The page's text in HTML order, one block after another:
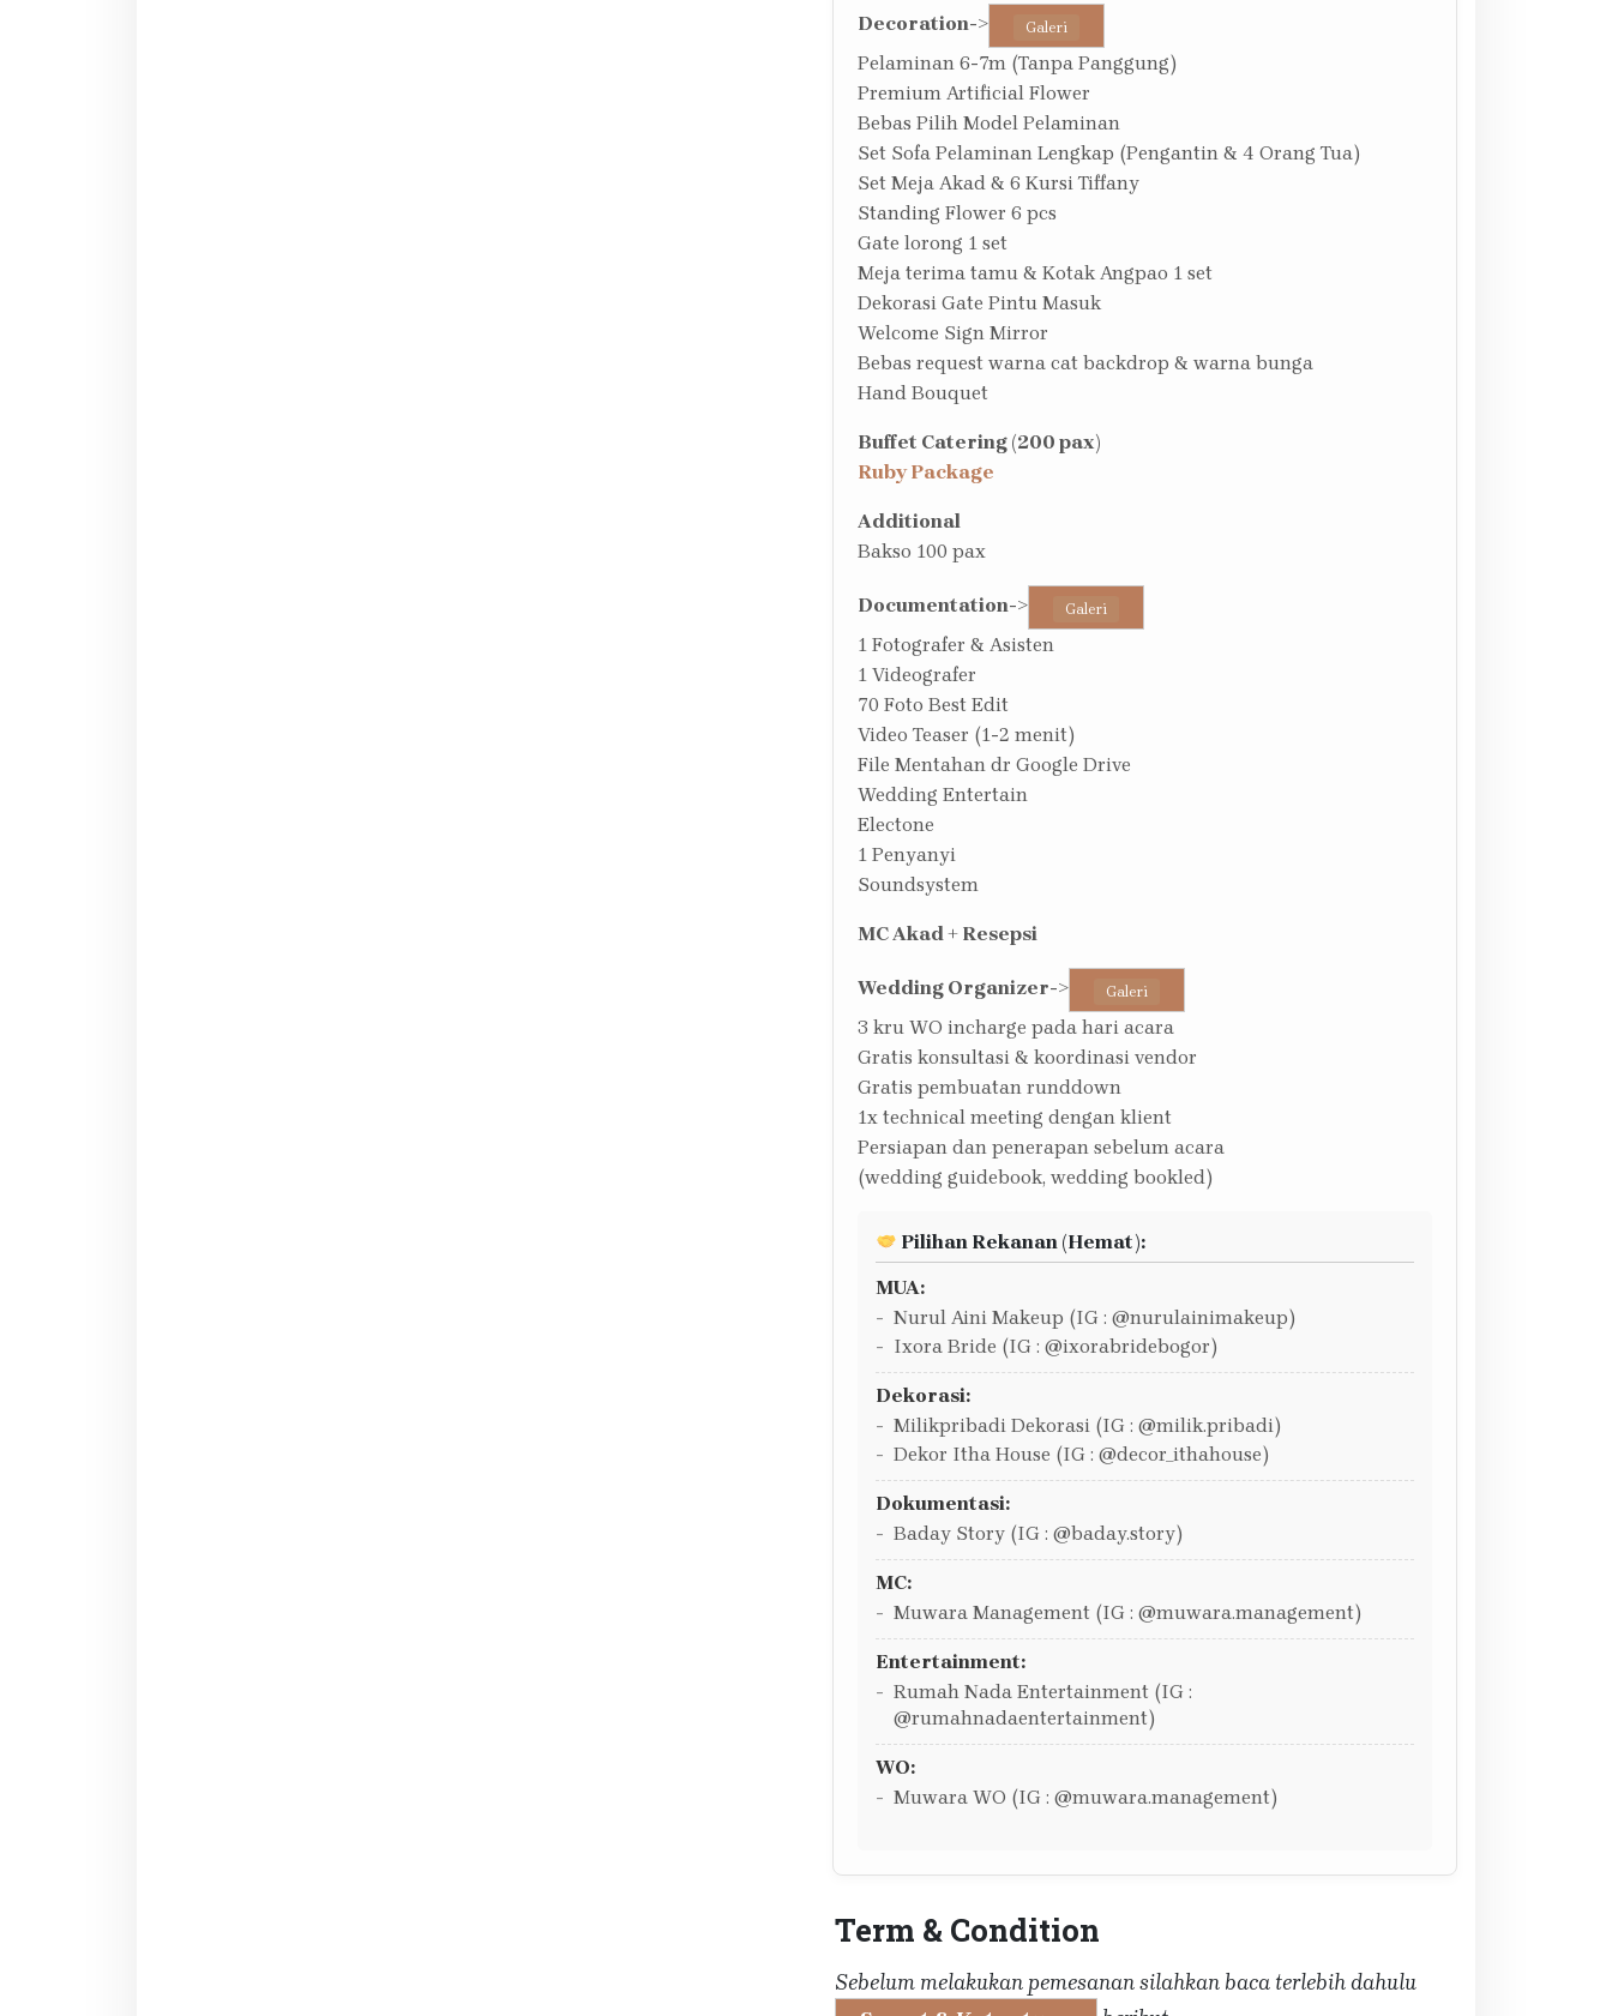
Decoration-> Galeri
Pelaminan 6-7m (Tanpa Panggung)
Premium Artificial Flower
Bebas Pilih Model Pelaminan
Set Sofa Pelaminan Lengkap (Pengantin & 4 Orang Tua)
Set Meja Akad & 6 Kursi Tiffany
Standing Flower 6 pcs
Gate lorong 1 set
Meja terima tamu & Kotak Angpao 1 set
Dekorasi Gate Pintu Masuk
Welcome Sign Mirror
Bebas request warna cat backdrop & warna bunga
Hand Bouquet
Buffet Catering (200 pax)
Ruby Package
Additional
Bakso 100 pax
Documentation-> Galeri
1 Fotografer & Asisten
1 Videografer
70 Foto Best Edit
Video Teaser (1-2 menit)
File Mentahan dr Google Drive
Wedding Entertain
Electone
1 Penyanyi
Soundsystem
MC Akad + Resepsi
Wedding Organizer-> Galeri
3 kru WO incharge pada hari acara
Gratis konsultasi & koordinasi vendor
Gratis pembuatan runddown
1x technical meeting dengan klient
Persiapan dan penerapan sebelum acara
(wedding guidebook, wedding bookled)
Pilihan Rekanan (Hemat):
MUA:
Nurul Aini Makeup (IG : @nurulainimakeup)
Ixora Bride (IG : @ixorabridebogor)
Dekorasi:
Milikpribadi Dekorasi (IG : @milik.pribadi)
Dekor Itha House (IG : @decor_ithahouse)
Dokumentasi:
Baday Story (IG : @baday.story)
MC:
Muwara Management (IG : @muwara.management)
Entertainment:
Rumah Nada Entertainment (IG :
@rumahnadaentertainment)
WO:
Muwara WO (IG : @muwara.management)
Term & Condition
Sebelum melakukan pemesanan silahkan baca terlebih dahulu